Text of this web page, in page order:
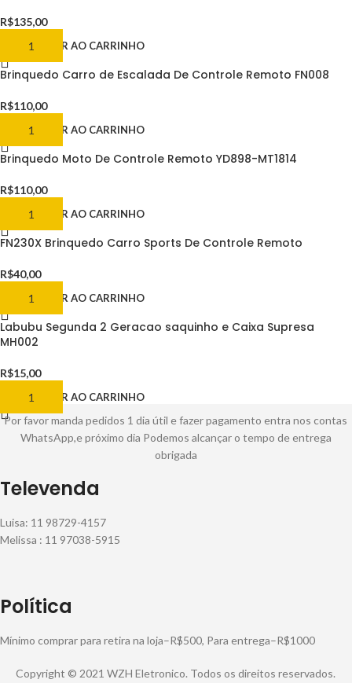
R$135,00
ADICIONAR AO CARRINHO
Brinquedo Carro de Escalada De Controle Remoto FN008
R$110,00
ADICIONAR AO CARRINHO
Brinquedo Moto De Controle Remoto YD898-MT1814
R$110,00
ADICIONAR AO CARRINHO
FN230X Brinquedo Carro Sports De Controle Remoto
R$40,00
ADICIONAR AO CARRINHO
Labubu Segunda 2 Geracao saquinho e Caixa Supresa
MH002
R$15,00
ADICIONAR AO CARRINHO
Por favor manda pedidos 1 dia útil e fazer pagamento entra nos contas
WhatsApp,e próximo dia Podemos alcançar o tempo de entrega
obrigada
Televenda
Luisa: 11 98729-4157
Melissa : 11 97038-5915
Política
Mínimo comprar para retira na loja–R$500, Para entrega–R$1000
Copyright © 2021 WZH Eletronico. Todos os direitos reservados.